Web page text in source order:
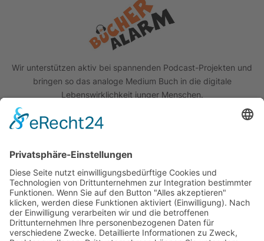
Wir unterstützen aktiv bei spannenden Podcast-Projekten und
bringen so das analoge Medium Buch in die digitale
Lebenswirklichkeit junger Menschen.
Best Practice
Termine
Büchereien
Weiterführende Schulen
Podcast
Abonniere unseren Newsletter